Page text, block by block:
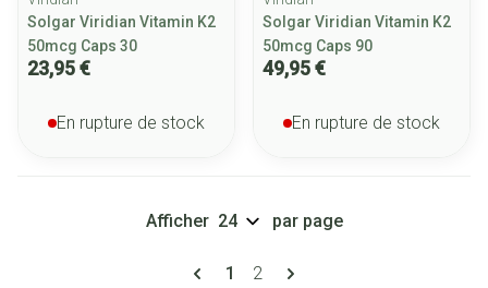
Solgar Viridian Vitamin K2
50mcg Caps 30
23,95 €
En rupture de stock
Solgar Viridian Vitamin K2
50mcg Caps 90
49,95 €
En rupture de stock
Pages
Vous lisez actuellement la page
1 Page
2
Afficher par page